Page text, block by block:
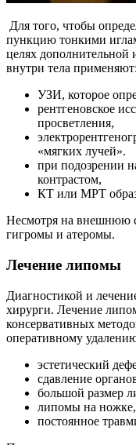
Для того, чтобы
пункцию тонкими
целях дополнительной
внутри тела применяют:
УЗИ, которое
рентгеновское
просветления,
«мягких лучей».
при подозрении
контрастом,
КТ или МРТ
Несмотря на внешнюю
гигромы и атеромы.
Лечение липомы
Диагностикой и
хирурги. Лечение
консервативных
оперативному
эстетический
сдавление
большой размер
липомы на ножке,
постоянное